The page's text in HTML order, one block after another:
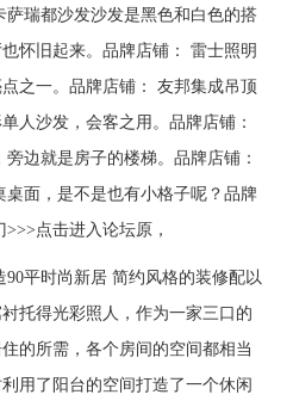
瑞都沙发沙发是黑色和白色的搭
怀旧起来。品牌店铺： 雷士照明
之一。品牌店铺： 友邦集成吊顶
人沙发，会客之用。品牌店铺：
边就是房子的楼梯。品牌店铺：
面，是不是也有小格子呢？品牌
点击进入论坛原，
平时尚新居 简约风格的装修配以
托得光彩照人，作为一家三口的
的所需，各个房间的空间都相当
用了阳台的空间打造了一个休闲